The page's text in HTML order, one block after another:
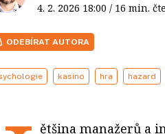
4. 2. 2026 18:00 / 16 min.
ODEBÍRAT AUTORA
kasino hra hazard
ětšina manažerů a